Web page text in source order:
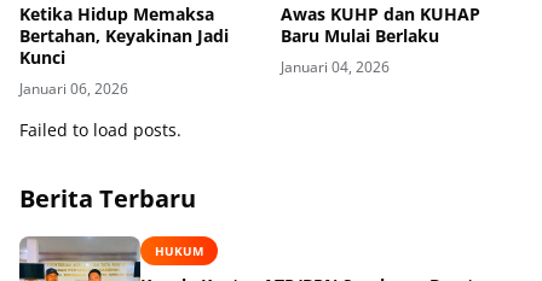
Ketika Hidup Memaksa
Bertahan, Keyakinan Jadi
Kunci
Januari 06, 2026
Awas KUHP dan KUHAP
Baru Mulai Berlaku
Januari 04, 2026
Failed to load posts.
Berita Terbaru
HUKUM